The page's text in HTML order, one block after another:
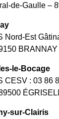
de-Gaulle –
Nord-Est
BRANNAY
le-Bocage
CESV : 03 86
sur-Clairis